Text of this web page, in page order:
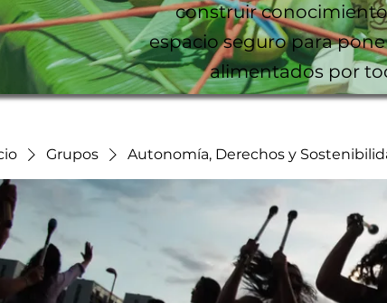
construir
espacio seguro para
alimentados por
Grupos Autonomía, Derechos y